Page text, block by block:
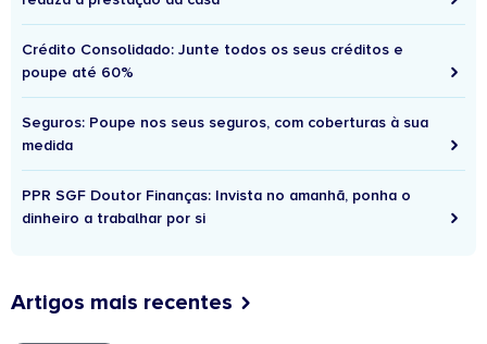
Crédito Consolidado: Junte todos os seus créditos e
poupe até 60%
Seguros: Poupe nos seus seguros, com coberturas à sua
medida
PPR SGF Doutor Finanças: Invista no amanhã, ponha o
dinheiro a trabalhar por si
Artigos mais recentes